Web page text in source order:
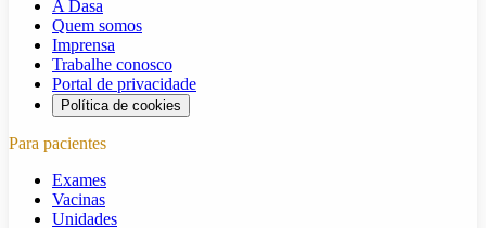
A Dasa
Quem somos
Imprensa
Trabalhe conosco
Portal de privacidade
Política de cookies
Para pacientes
Exames
Vacinas
Unidades